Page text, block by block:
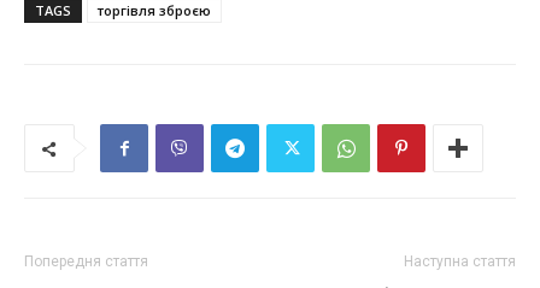
TAGS торгівля зброєю
Попередня стаття Наступна стаття